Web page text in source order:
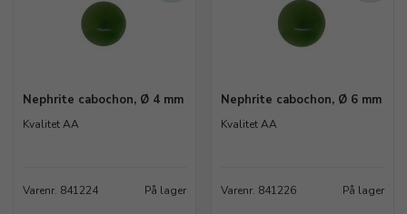
Nephrite cabochon, Ø 4 mm
Kvalitet AA
Varenr. 841224 På lager
Nephrite cabochon, Ø 6 mm
Kvalitet AA
Varenr. 841226 På lager